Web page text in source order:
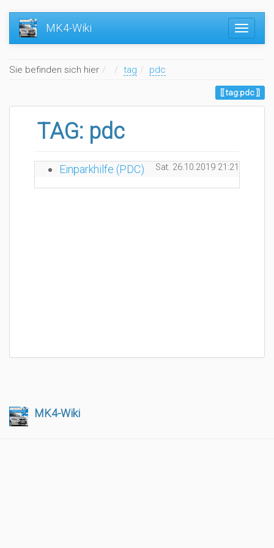
MK4-Wiki
Sie befinden sich hier Home
tag pdc
tag:pdc
TAG: pdc
Einparkhilfe (PDC) Sat. 26.10.2019 21:21
MK4-Wiki